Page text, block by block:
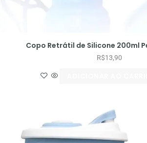
Copo Retrátil de Silicone 200ml
R$13,90